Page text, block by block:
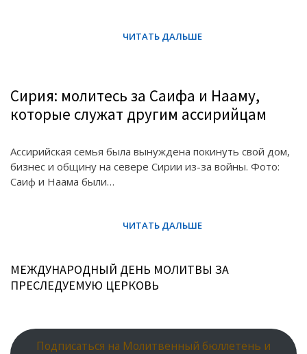
Сирия: молитесь за Саифа и Нааму,
которые служат другим ассирийцам
Ассирийская семья была вынуждена покинуть свой дом,
бизнес и общину на севере Сирии из-за войны. Фото:
Саиф и Наама были…
МЕЖДУНАРОДНЫЙ ДЕНЬ МОЛИТВЫ ЗА
ПРЕСЛЕДУЕМУЮ ЦЕРКОВЬ
Подписаться на Молитвенный бюллетень и